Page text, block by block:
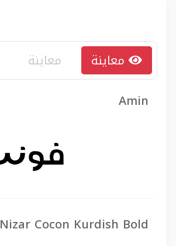
Amin
Nizar Cocon Kurdish Bold